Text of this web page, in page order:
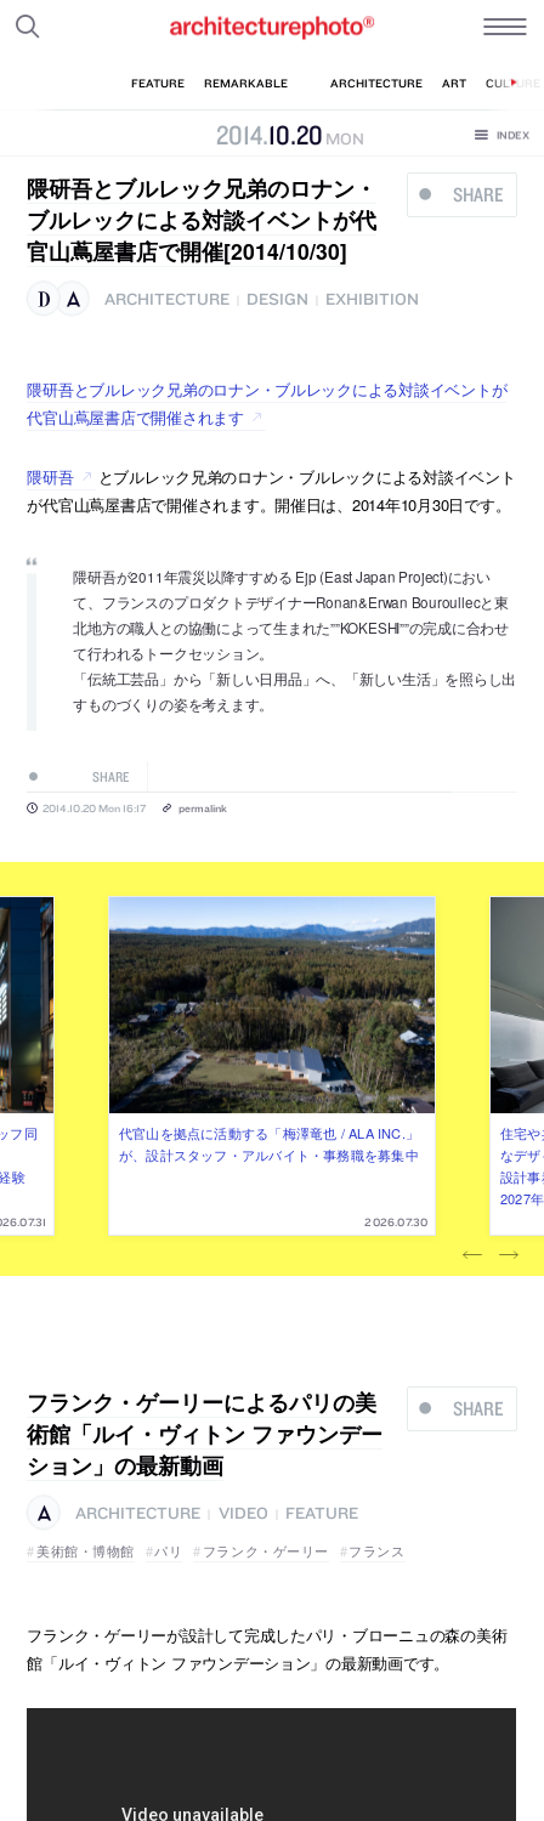
2014.10.20 MON
SHARE
隈研吾とブルレック兄弟のロナン・
ブルレックによる対談イベントが代
官山蔦屋書店で開催[2014/10/30]
ARCHITECTURE DESIGN EXHIBITION
隈研吾とブルレック兄弟のロナン・ブルレックによる対談イベントが
代官山蔦屋書店で開催されます
隈研吾
とブルレック兄弟のロナン・ブルレックによる対談イベント
が代官山蔦屋書店で開催されます。開催日は、2014年10月30日です。
隈研吾が2011年震災以降すすめる Ejp (East Japan Project)におい
て、フランスのプロダクトデザイナーRonan&Erwan Bouroullecと東
北地方の職人との協働によって生まれた””KOKESHI””の完成に合わせ
て行われるトークセッション。
「伝統工芸品」から「新しい日用品」へ、「新しい生活」を照らし出
すものづくりの姿を考えます。
SHARE
2014.10.20 Mon 16:17 permalink
フ同
験
代官山を拠点に活動する「梅澤竜也 / ALA INC.」
が、設計スタッフ・アルバイト・事務職を募集中
2026.07.30
住宅
なデ
設計
2027
SHARE
フランク・ゲーリーによるパリの美
術館「ルイ・ヴィトン ファウンデー
ション」の最新動画
ARCHITECTURE VIDEO
FEATURE
美術館・博物館
パリ フランク・ゲーリー フランス
フランク・ゲーリーが設計して完成したパリ・ブローニュの森の美術
館「ルイ・ヴィトン ファウンデーション」の最新動画です。